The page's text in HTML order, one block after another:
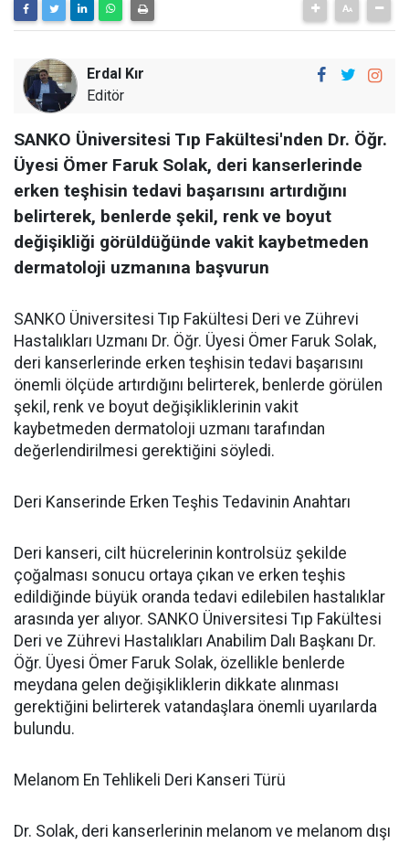
Erdal Kır
Editör
SANKO Üniversitesi Tıp Fakültesi'nden Dr. Öğr.
Üyesi Ömer Faruk Solak, deri kanserlerinde
erken teşhisin tedavi başarısını artırdığını
belirterek, benlerde şekil, renk ve boyut
değişikliği görüldüğünde vakit kaybetmeden
dermatoloji uzmanına başvurun
SANKO Üniversitesi Tıp Fakültesi Deri ve Zührevi
Hastalıkları Uzmanı Dr. Öğr. Üyesi Ömer Faruk Solak,
deri kanserlerinde erken teşhisin tedavi başarısını
önemli ölçüde artırdığını belirterek, benlerde görülen
şekil, renk ve boyut değişikliklerinin vakit
kaybetmeden dermatoloji uzmanı tarafından
değerlendirilmesi gerektiğini söyledi.
Deri Kanserinde Erken Teşhis Tedavinin Anahtarı
Deri kanseri, cilt hücrelerinin kontrolsüz şekilde
çoğalması sonucu ortaya çıkan ve erken teşhis
edildiğinde büyük oranda tedavi edilebilen hastalıklar
arasında yer alıyor. SANKO Üniversitesi Tıp Fakültesi
Deri ve Zührevi Hastalıkları Anabilim Dalı Başkanı Dr.
Öğr. Üyesi Ömer Faruk Solak, özellikle benlerde
meydana gelen değişikliklerin dikkate alınması
gerektiğini belirterek vatandaşlara önemli uyarılarda
bulundu.
Melanom En Tehlikeli Deri Kanseri Türü
Dr. Solak, deri kanserlerinin melanom ve melanom dışı